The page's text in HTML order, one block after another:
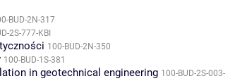
BUD-2N-317
2S-777-KBI
100-BUD-2N-350
100-BUD-1S-381
in geotechnical engineering 100-BUD-2S-003-